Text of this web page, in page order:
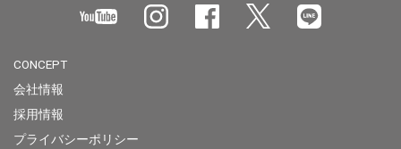
CONCEPT
会社情報
採用情報
プライバシーポリシー